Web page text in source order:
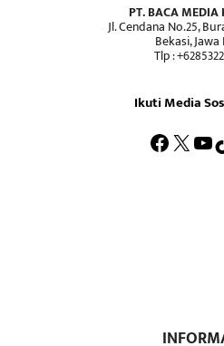
PT. BACA
Jl. Cendana No.25,
Bekasi,
Tlp :
Ikuti Media
X